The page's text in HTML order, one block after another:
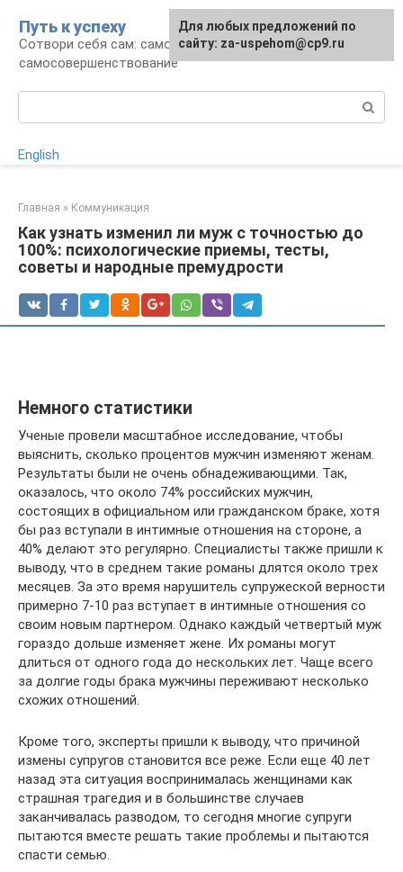
контенту
Путь к успеху
Сотвори себя сам: саморазвитие и
самосовершенствование
English
Главная » Коммуникация
Как узнать изменил ли муж с точностью до
100%: психологические приемы, тесты,
советы и народные премудрости
Немного статистики
Ученые провели масштабное исследование, чтобы
выяснить, сколько процентов мужчин изменяют женам.
Результаты были не очень обнадеживающими. Так,
оказалось, что около 74% российских мужчин,
состоящих в официальном или гражданском браке, хотя
бы раз вступали в интимные отношения на стороне, а
40% делают это регулярно. Специалисты также пришли к
выводу, что в среднем такие романы длятся около трех
месяцев. За это время нарушитель супружеской верности
примерно 7-10 раз вступает в интимные отношения со
своим новым партнером. Однако каждый четвертый муж
гораздо дольше изменяет жене. Их романы могут
длиться от одного года до нескольких лет. Чаще всего
за долгие годы брака мужчины переживают несколько
схожих отношений.
Кроме того, эксперты пришли к выводу, что причиной
измены супругов становится все реже. Если еще 40 лет
назад эта ситуация воспринималась женщинами как
страшная трагедия и в большинстве случаев
заканчивалась разводом, то сегодня многие супруги
пытаются вместе решать такие проблемы и пытаются
спасти семью.
Для любых предложений по
сайту: za-uspehom@cp9.ru